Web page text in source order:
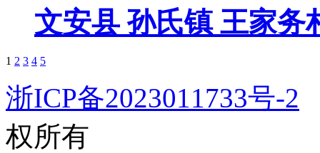
文安县 孙氏镇 王家务
1 2 3 4 5
浙ICP备2023011733号-2
权所有